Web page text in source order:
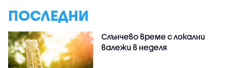
ПОСЛЕДНИ
Слънчево време с локални
валежи в неделя